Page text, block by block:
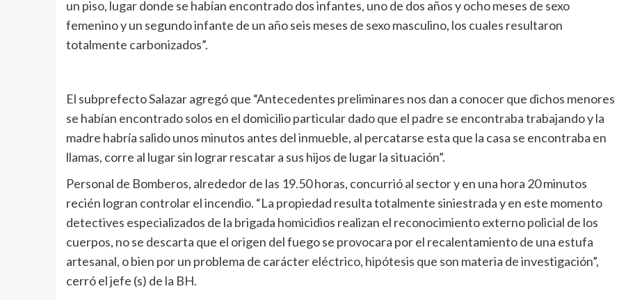
un piso, lugar donde se habían encontrado dos infantes, uno de dos años y ocho meses de sexo
femenino y un segundo infante de un año seis meses de sexo masculino, los cuales resultaron
totalmente carbonizados”.
El subprefecto Salazar agregó que “Antecedentes preliminares nos dan a conocer que dichos menores
se habían encontrado solos en el domicilio particular dado que el padre se encontraba trabajando y la
madre habría salido unos minutos antes del inmueble, al percatarse esta que la casa se encontraba en
llamas, corre al lugar sin lograr rescatar a sus hijos de lugar la situación”.
Personal de Bomberos, alrededor de las 19.50 horas, concurrió al sector y en una hora 20 minutos
recién logran controlar el incendio. “La propiedad resulta totalmente siniestrada y en este momento
detectives especializados de la brigada homicidios realizan el reconocimiento externo policial de los
cuerpos, no se descarta que el origen del fuego se provocara por el recalentamiento de una estufa
artesanal, o bien por un problema de carácter eléctrico, hipótesis que son materia de investigación”,
cerró el jefe (s) de la BH.